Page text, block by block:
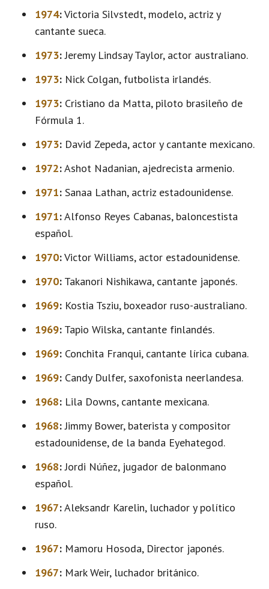
1974:Victoria Silvstedt, modelo, actriz y
cantante sueca.
1973:Jeremy Lindsay Taylor, actor australiano.
1973: Nick Colgan, futbolista irlandés.
1973: Cristiano da Matta, piloto brasileño de
Fórmula 1.
1973: David Zepeda, actor y cantante mexicano.
1972:Ashot Nadanian, ajedrecista armenio.
1971: Sanaa Lathan, actriz estadounidense.
1971:Alfonso Reyes Cabanas, baloncestista
español.
1970:Victor Williams, actor estadounidense.
1970: Takanori Nishikawa, cantante japonés.
1969: Kostia Tsziu, boxeador ruso-australiano.
1969: Tapio Wilska, cantante finlandés.
1969: Conchita Franqui, cantante lírica cubana.
1969: Candy Dulfer, saxofonista neerlandesa.
1968: Lila Downs, cantante mexicana.
1968:Jimmy Bower, baterista y compositor
estadounidense, de la banda Eyehategod.
1968:Jordi Núñez, jugador de balonmano
español.
1967:Aleksandr Karelin, luchador y político
ruso.
1967: Mamoru Hosoda, Director japonés.
1967: Mark Weir, luchador británico.